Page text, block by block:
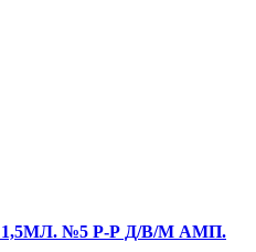
№5 Р-Р Д/В/М АМП.